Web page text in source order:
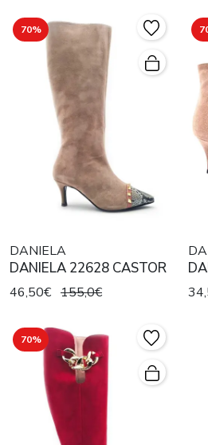
70%
DANIELA
DANIELA 22628 CASTOR
46,50€ 155,0€
70%